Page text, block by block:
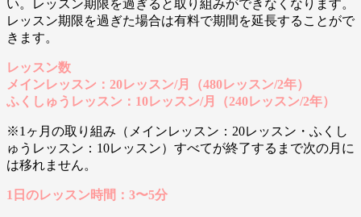
い。レッスン期限を過ぎると取り組みができなくなります。
レッスン期限を過ぎた場合は有料で期間を延長することがで
きます。
レッスン数
メインレッスン：20レッスン/月（480レッスン/2年）
ふくしゅうレッスン：10レッスン/月（240レッスン/2年）
※1ヶ月の取り組み（メインレッスン：20レッスン・ふくし
ゅうレッスン：10レッスン）すべてが終了するまで次の月に
は移れません。
1日のレッスン時間：3〜5分